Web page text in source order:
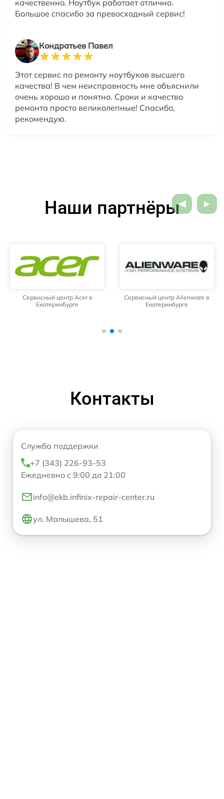
качественно. Ноутбук работает отлично.
Большое спасибо за превосходный сервис!
Кондратьев Павел
Этот сервис по ремонту ноутбуков высшего
качества! В чем неисправность мне объяснили
очень хорошо и понятно. Сроки и качество
ремонта просто великолепные! Спасибо,
рекомендую.
Наши партнёры
Сервисный центр Acer в
Екатеринбурге
Сервисный центр Alienware в
Екатеринбурге
Контакты
Служба поддержки
+7 (343) 226-93-53
Ежедневно с 9:00 до 21:00
info@ekb.infinix-repair-center.ru
ул. Малышева, 51